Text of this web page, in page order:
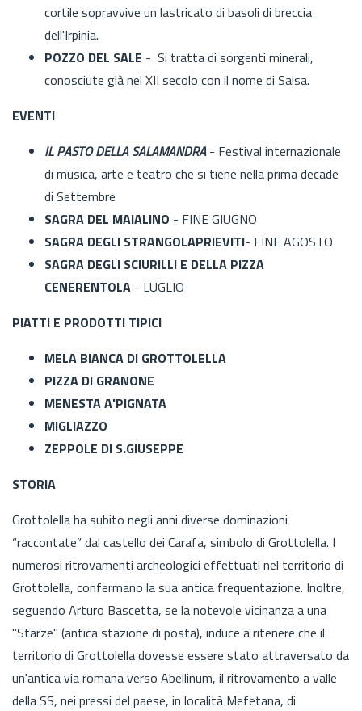
cortile sopravvive un lastricato di basoli di breccia
dell'Irpinia.
POZZO DEL SALE - Si tratta di sorgenti minerali,
conosciute già nel XII secolo con il nome di Salsa.
EVENTI
IL PASTO DELLA SALAMANDRA- Festival internazionale
di musica, arte e teatro che si tiene nella prima decade
di Settembre
SAGRA DEL MAIALINO - FINE GIUGNO
SAGRA DEGLI STRANGOLAPRIEVITI- FINE AGOSTO
SAGRA DEGLI SCIURILLI E DELLA PIZZA
CENERENTOLA - LUGLIO
PIATTI E PRODOTTI TIPICI
MELA BIANCA DI GROTTOLELLA
PIZZA DI GRANONE
MENESTA A'PIGNATA
MIGLIAZZO
ZEPPOLE DI S.GIUSEPPE
STORIA
Grottolella ha subito negli anni diverse dominazioni
“raccontate” dal castello dei Carafa, simbolo di Grottolella. I
numerosi ritrovamenti archeologici effettuati nel territorio di
Grottolella, confermano la sua antica frequentazione. Inoltre,
seguendo Arturo Bascetta, se la notevole vicinanza a una
"Starze" (antica stazione di posta), induce a ritenere che il
territorio di Grottolella dovesse essere stato attraversato da
un'antica via romana verso Abellinum, il ritrovamento a valle
della SS, nei pressi del paese, in località Mefetana, di